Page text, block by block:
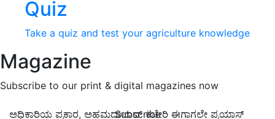
Quiz
Take a quiz and test your agriculture knowledge
Magazine
Subscribe to our print & digital magazines now
Subscribe
ಅಧಿಕಾರಿಯ ಪ್ರಕಾರ, ಅಹಮದಾಬಾದ್ ಕಚೇರಿ ಈಗಾಗಲೇ ಪ್ರಯಾಸ್